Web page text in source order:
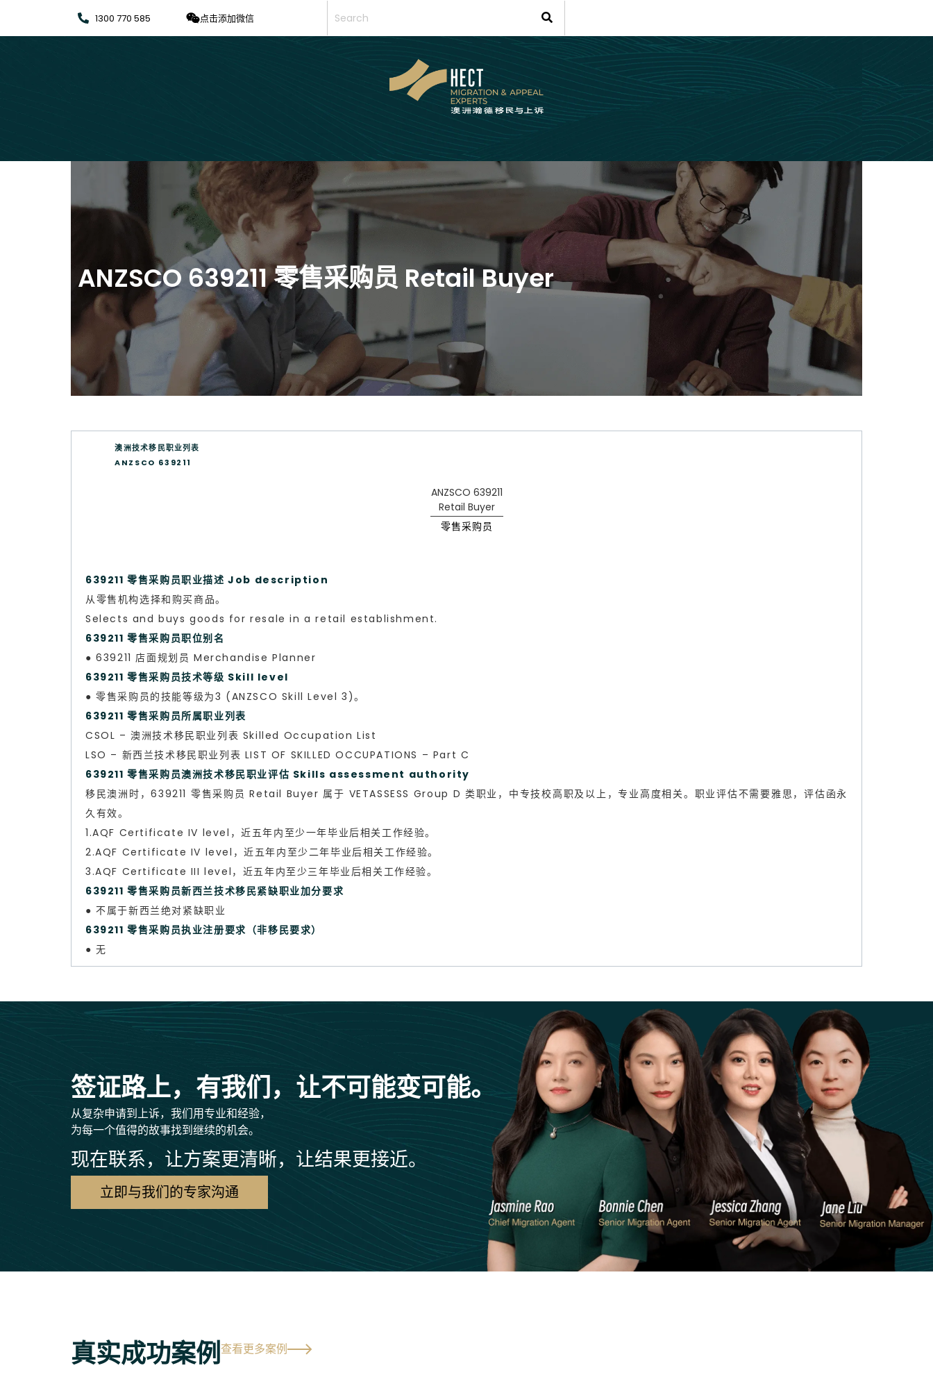
1300 770 585 点击添加微信
ANZSCO 639211 零售采购员 Retail Buyer
澳洲技术移民职业列表
ANZSCO 639211
ANZSCO 639211
Retail Buyer
零售采购员
639211 零售采购员职业描述 Job description
从零售机构选择和购买商品。
Selects and buys goods for resale in a retail establishment.
639211 零售采购员职位别名
● 639211 店面规划员 Merchandise Planner
639211 零售采购员技术等级 Skill level
● 零售采购员的技能等级为3 (ANZSCO Skill Level 3)。
639211 零售采购员所属职业列表
CSOL – 澳洲技术移民职业列表 Skilled Occupation List
LSO – 新西兰技术移民职业列表 LIST OF SKILLED OCCUPATIONS – Part C
639211 零售采购员澳洲技术移民职业评估 Skills assessment authority
移民澳洲时，639211 零售采购员 Retail Buyer 属于 VETASSESS Group D 类职业，中专技校高职及以上，专业高度相关。职业评估不需要雅思，评估函永
久有效。
1.AQF Certificate IV level，近五年内至少一年毕业后相关工作经验。
2.AQF Certificate IV level，近五年内至少二年毕业后相关工作经验。
3.AQF Certificate III level，近五年内至少三年毕业后相关工作经验。
639211 零售采购员新西兰技术移民紧缺职业加分要求
● 不属于新西兰绝对紧缺职业
639211 零售采购员执业注册要求（非移民要求）
● 无
签证路上，有我们，让不可能变可能。
从复杂申请到上诉，我们用专业和经验，
为每一个值得的故事找到继续的机会。
现在联系，让方案更清晰，让结果更接近。
立即与我们的专家沟通
真实成功案例查看更多案例